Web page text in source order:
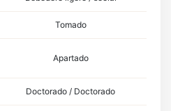
Tomado
Apartado
Doctorado / Doctorado